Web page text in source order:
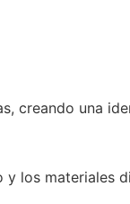
creando una
los materiales